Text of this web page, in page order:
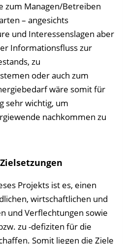
zum Managen/Betreiben
– angesichts
und Interessenslagen aber
Informationsfluss zur
zu
oder auch zum
wäre somit für
sehr wichtig, um
nachkommen zu
Projekts ist es, einen
wirtschaftlichen und
und Verflechtungen sowie
zu -defiziten für die
Somit liegen die Ziele